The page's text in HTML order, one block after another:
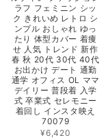
ラフ フェミニン シッ
ク きれいめ レトロ シ
ンプル おしゃれ ゆっ
たり 体型カバー 着痩
せ 人気 トレンド 新作
春 秋 20代 30代 40代
お出かけ デート 通勤
通学 オフィス OL ママ
デイリー 普段着 入学
式 卒業式 セレモニー
着回し インスタ映え
70079
¥6,420